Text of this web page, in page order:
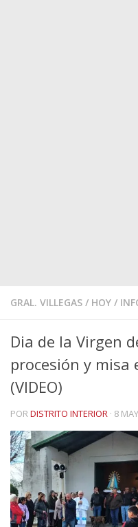
GRAL. VILLEGAS / HOY /
Dia de la Virgen
procesión y misa
(VIDEO)
PORDISTRITO INTERIOR · 8